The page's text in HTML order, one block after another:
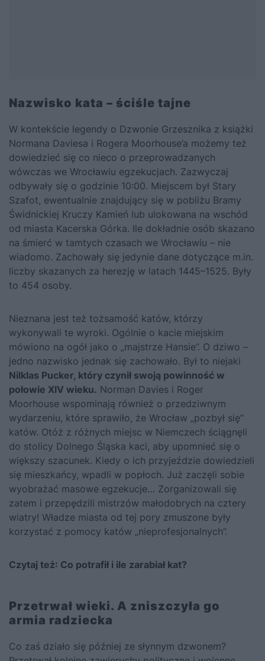
Nazwisko kata – ściśle tajne
W kontekście legendy o Dzwonie Grzesznika z książki
Normana Daviesa i Rogera Moorhouse’a możemy też
dowiedzieć się co nieco o przeprowadzanych
wówczas we Wrocławiu egzekucjach. Zazwyczaj
odbywały się o godzinie 10:00. Miejscem był Stary
Szafot, ewentualnie znajdujący się w pobliżu Bramy
Świdnickiej Kruczy Kamień lub ulokowana na wschód
od miasta Kacerska Górka. Ile dokładnie osób skazano
na śmierć w tamtych czasach we Wrocławiu – nie
wiadomo. Zachowały się jedynie dane dotyczące m.in.
liczby skazanych za herezję w latach 1445–1525. Były
to 454 osoby.
Nieznana jest też tożsamość katów, którzy
wykonywali te wyroki. Ogólnie o kacie miejskim
mówiono na ogół jako o „majstrze Hansie”. O dziwo –
jedno nazwisko jednak się zachowało. Był to niejaki
Nilklas Pucker, który czynił swoją powinność w
połowie XIV wieku. Norman Davies i Roger
Moorhouse wspominają również o przedziwnym
wydarzeniu, które sprawiło, że Wrocław „pozbył się”
katów. Otóż z różnych miejsc w Niemczech ściągnęli
do stolicy Dolnego Śląska kaci, aby upomnieć się o
większy szacunek. Kiedy o ich przyjeździe dowiedzieli
się mieszkańcy, wpadli w popłoch. Już zaczęli sobie
wyobrażać masowe egzekucje… Zorganizowali się
zatem i przepędzili mistrzów małodobrych na cztery
wiatry! Władze miasta od tej pory zmuszone były
korzystać z pomocy katów „nieprofesjonalnych”.
Czytaj też: Co potrafił i ile zarabiał kat?
Przetrwał wieki. A zniszczyła go
armia radziecka
Co zaś działo się później ze słynnym dzwonem?